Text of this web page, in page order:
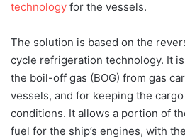
technology for the vessels.
The solution is based on the
cycle refrigeration technology. It
the boil-off gas (BOG) from gas
vessels, and for keeping the
conditions. It allows a portion of
fuel for the ship’s engines, with